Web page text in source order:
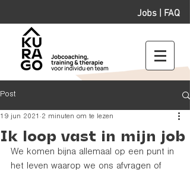
Jobs | FAQ
Post
Ik loop vast in mijn job
19 jun 2021 2 minuten om te lezen
We komen bijna allemaal op een punt in
het leven waarop we ons afvragen of